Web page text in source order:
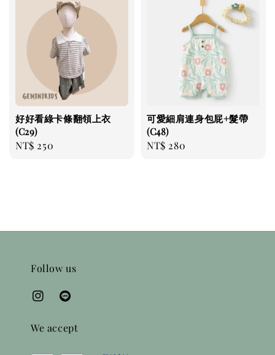
好好看綠卡條翻領上衣
(C29)
Regular
NT$ 250
可愛細肩連身包屁+髮帶
(C48)
Regular
NT$ 280
Follow us
We accept